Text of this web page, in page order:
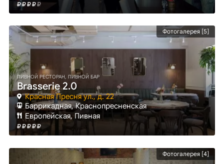
Фотогалерея [5]
ПИВНОЙ РЕСТОРАН, ПИВНОЙ БАР
Brasserie 2.0
Красная Пресня ул., д. 22
Баррикадная, Краснопресненская
Европейская, Пивная
Фотогалерея [4]